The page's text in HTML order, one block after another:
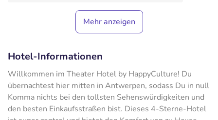
Mehr anzeigen
Hotel-Informationen
Willkommen im Theater Hotel by HappyCulture! Du
übernachtest hier mitten in Antwerpen, sodass Du in null
Komma nichts bei den tollsten Sehenswürdigkeiten und
den besten Einkaufsstraßen bist. Dieses 4-Sterne-Hotel